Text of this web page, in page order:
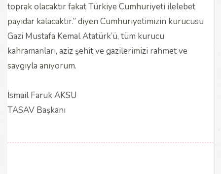
toprak olacaktır fakat Türkiye Cumhuriyeti ilelebet
payidar kalacaktır.” diyen Cumhuriyetimizin kurucusu
Gazi Mustafa Kemal Atatürk’ü, tüm kurucu
kahramanları, aziz şehit ve gazilerimizi rahmet ve
saygıyla anıyorum.
İsmail Faruk AKSU
TASAV Başkanı